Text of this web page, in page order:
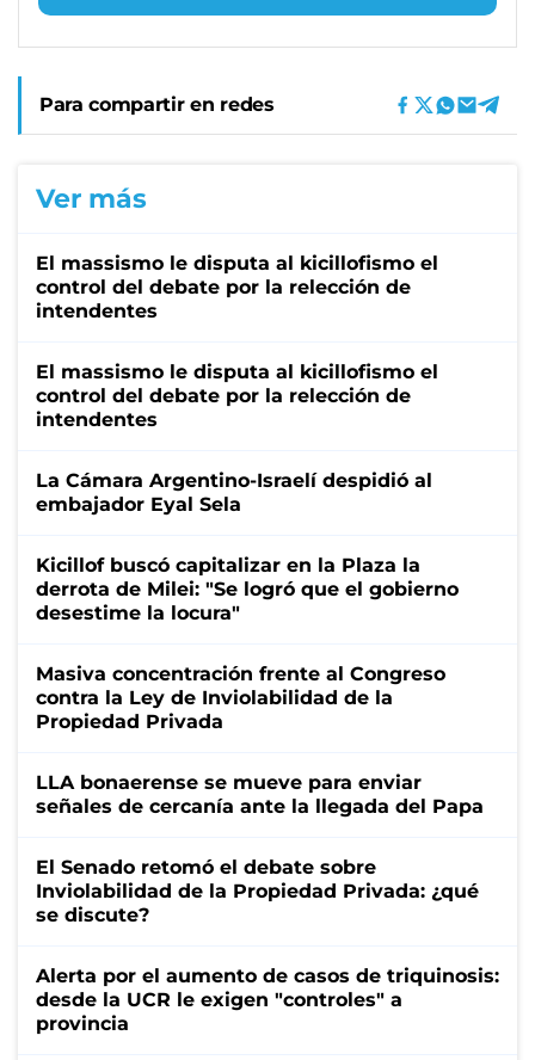
Para compartir en redes
Ver más
El massismo le disputa al kicillofismo el
control del debate por la relección de
intendentes
El massismo le disputa al kicillofismo el
control del debate por la relección de
intendentes
La Cámara Argentino-Israelí despidió al
embajador Eyal Sela
Kicillof buscó capitalizar en la Plaza la
derrota de Milei: "Se logró que el gobierno
desestime la locura"
Masiva concentración frente al Congreso
contra la Ley de Inviolabilidad de la
Propiedad Privada
LLA bonaerense se mueve para enviar
señales de cercanía ante la llegada del Papa
El Senado retomó el debate sobre
Inviolabilidad de la Propiedad Privada: ¿qué
se discute?
Alerta por el aumento de casos de triquinosis:
desde la UCR le exigen "controles" a
provincia